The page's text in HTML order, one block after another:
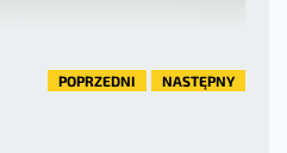
POPRZEDNI NASTĘPNY